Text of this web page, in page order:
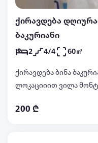
ქირავდება
ბაკურიანი
2 4/4 60㎡
ქირავდება ბინა
ლოკაციიით ვილა
რაოდენობაზე !!
200 ₾